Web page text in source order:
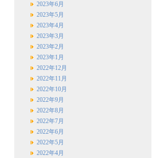
2023年6月
2023年5月
2023年4月
2023年3月
2023年2月
2023年1月
2022年12月
2022年11月
2022年10月
2022年9月
2022年8月
2022年7月
2022年6月
2022年5月
2022年4月